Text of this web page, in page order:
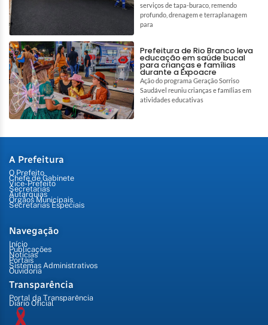
serviços de tapa-buraco, remendo
profundo, drenagem e terraplanagem
para
Prefeitura de Rio Branco leva
educação em saúde bucal
para crianças e famílias
durante a Expoacre
Ação do programa Geração Sorriso
Saudável reuniu crianças e famílias em
atividades educativas
A Prefeitura
O Prefeito
Chefe de Gabinete
Vice-Prefeito
Secretarias
Autarquias
Órgãos Municipais
Secretarias Especiais
Navegação
Início
Publicações
Notícias
Portais
Sistemas Administrativos
Ouvidoria
Transparência
Portal da Transparência
Diário Oficial